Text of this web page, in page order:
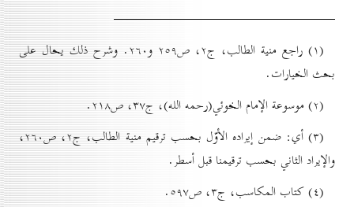
(۱) راجع منية الطالب، ج۲، ص۲٥۹ و۲٦٠. وشرح ذلك يحال على
بحث الخيارات.
(۲) موسوعة الإمام الخوئي(رحمه الله)، ج۳۷، ص۲۱۸.
(۳) أي: ضمن إيراده الأوّل بحسب ترقيم منية الطالب، ج۲، ص۲٦٠،
والإيراد الثاني بحسب ترقيمنا قبل أسطر.
(٤) کتاب المكاسب، ج۳، ص٥۹۷.